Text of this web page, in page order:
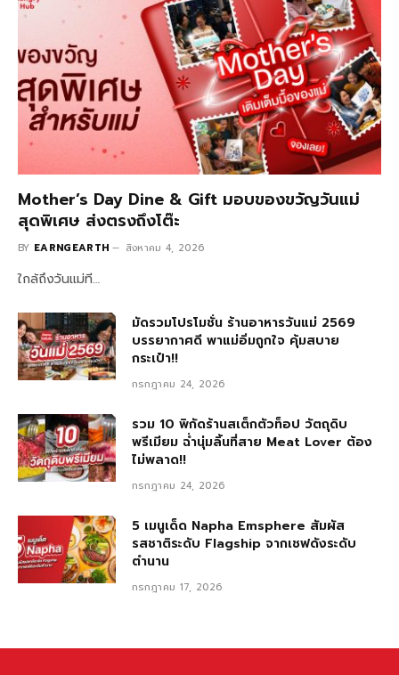
Mother’s Day Dine & Gift มอบของขวัญวันแม่
สุดพิเศษ ส่งตรงถึงโต๊ะ
BY EARNGEARTH สิงหาคม 4, 2026
ใกล้ถึงวันแม่ที…
มัดรวมโปรโมชั่น ร้านอาหารวันแม่ 2569
บรรยากาศดี พาแม่อิ่มถูกใจ คุ้มสบาย
กระเป๋า!!
กรกฎาคม 24, 2026
รวม 10 พิกัดร้านสเต็กตัวท็อป วัตถุดิบ
พรีเมียม ฉ่ำนุ่มลิ้นที่สาย Meat Lover ต้อง
ไม่พลาด!!
กรกฎาคม 24, 2026
5 เมนูเด็ด Napha Emsphere สัมผัส
รสชาติระดับ Flagship จากเชฟดังระดับ
ตำนาน
กรกฎาคม 17, 2026